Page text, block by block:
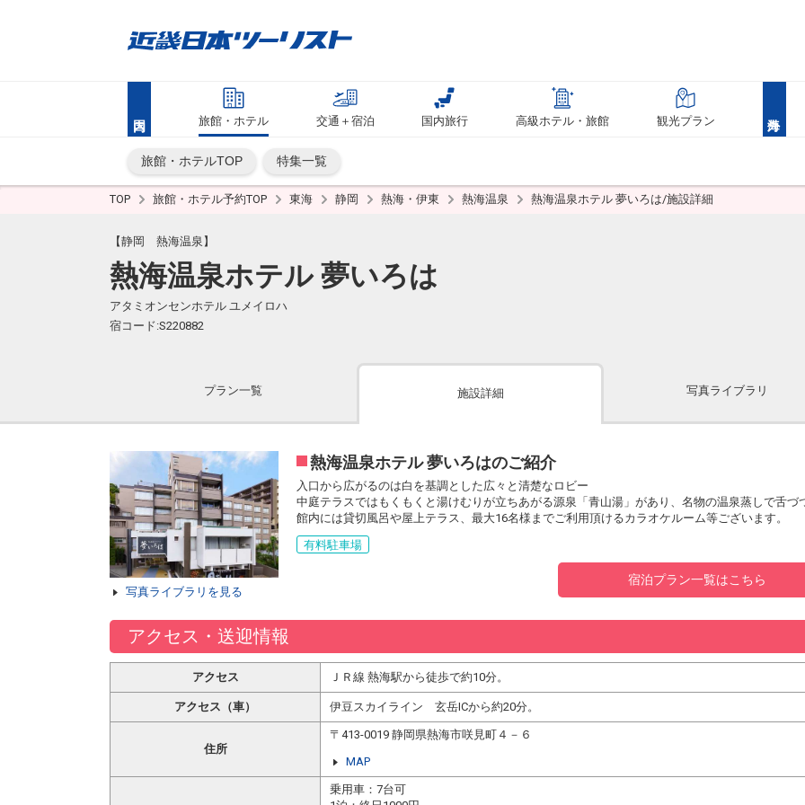
旅館・ホテル 交通＋宿泊 国内旅行 高級ホテル・旅館 観光プラン
旅館・ホテルTOP 特集一覧
TOP 旅館・ホテル予約TOP 東海 静岡 熱海・伊東 熱海温泉 熱海温泉ホテル 夢いろは/施設詳細
【静岡 熱海温泉】
熱海温泉ホテル 夢いろは
アタミオンセンホテル ユメイロハ
宿コード:S220882
プラン一覧 施設詳細 写真ライブラリ
写真ライブラリを見る
熱海温泉ホテル 夢いろはのご紹介
入口から広がるのは白を基調とした広々と清楚なロビー
中庭テラスではもくもくと湯けむりが立ちあがる源泉「青山湯」があり、名物の温泉蒸しで舌づ
館内には貸切風呂や屋上テラス、最大16名様までご利用頂けるカラオケルーム等ございます。
有料駐車場
宿泊プラン一覧はこちら
アクセス・送迎情報
アクセス ＪＲ線 熱海駅から徒歩で約10分。
アクセス（車） 伊豆スカイライン 玄岳ICから約20分。
住所
〒413-0019 静岡県熱海市咲見町４－６
MAP
乗用車：7台可